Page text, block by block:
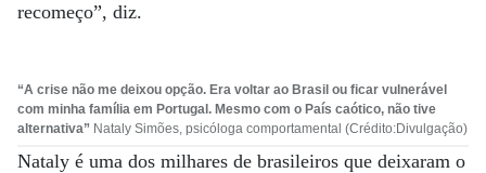
recomeço”, diz.
“A crise não me deixou opção. Era voltar ao Brasil ou ficar vulnerável
com minha família em Portugal. Mesmo com o País caótico, não tive
alternativa” Nataly Simões, psicóloga comportamental (Crédito:Divulgação)
Nataly é uma dos milhares de brasileiros que deixaram o